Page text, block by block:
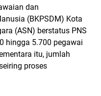
dan
(BKPSDM) Kota
(ASN) berstatus PNS
hingga 5.700 pegawai
itu, jumlah
proses